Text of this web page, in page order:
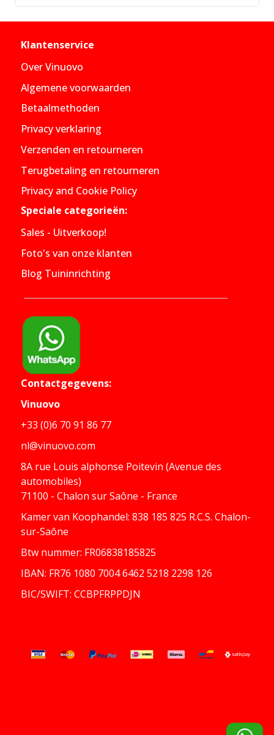
Klantenservice
Over Vinuovo
Algemene voorwaarden
Betaalmethoden
Privacy verklaring
Verzenden en retourneren
Terugbetaling en retourneren
Privacy and Cookie Policy
Speciale categorieën:
Sales - Uitverkoop!
Foto's van onze klanten
Blog Tuininrichting
Contactgegevens:
Vinuovo
+33 (0)6 70 91 86 77
nl@vinuovo.com
8A rue Louis alphonse Poitevin (Avenue des
automobiles)
71100 - Chalon sur Saône - France
Kamer van Koophandel: 838 185 825 R.C.S. Chalon-
sur-Saône
Btw nummer: FR06838185825
IBAN: FR76 1080 7004 6462 5218 2298 126
BIC/SWIFT: CCBPFRPPDJN